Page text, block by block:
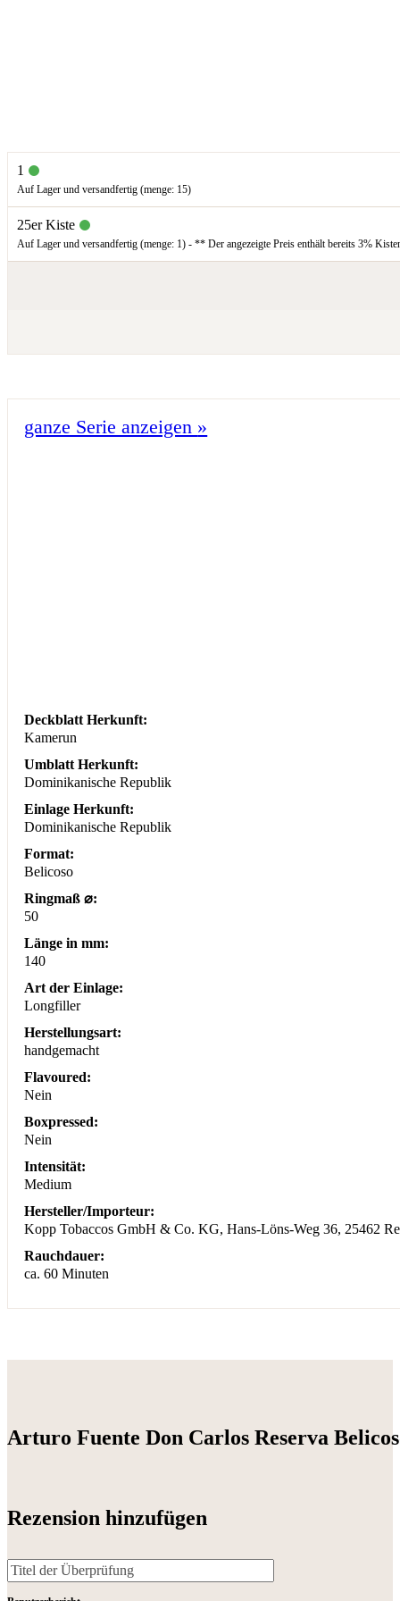
1
Auf Lager und versandfertig (menge: 15)
25er Kiste
Auf Lager und versandfertig (menge: 1) - ** Der angezeigte Preis enthält bereits 3%
ganze Serie anzeigen »
Deckblatt Herkunft:
Kamerun
Umblatt Herkunft:
Dominikanische Republik
Einlage Herkunft:
Dominikanische Republik
Format:
Belicoso
Ringmaß ⌀:
50
Länge in mm:
140
Art der Einlage:
Longfiller
Herstellungsart:
handgemacht
Flavoured:
Nein
Boxpressed:
Nein
Intensität:
Medium
Hersteller/Importeur:
Kopp Tobaccos GmbH & Co. KG, Hans-Löns-Weg 36, 25462
Rauchdauer:
ca. 60 Minuten
Arturo Fuente Don Carlos Reserva
Rezension hinzufügen